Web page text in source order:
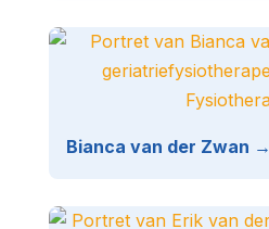
Bianca van der Zwan →